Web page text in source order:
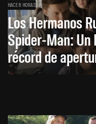
HACE 8 HORAS
Los Hermanos
Spider-Man: Un
récord de